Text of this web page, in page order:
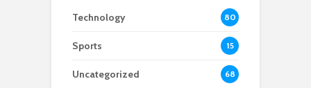
Technology 80
Sports 15
Uncategorized 68